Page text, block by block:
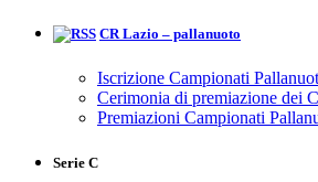
CR Lazio – pallanuoto
Iscrizione Campionati
Cerimonia di premiazione dei
Premiazioni Campionati
Serie C